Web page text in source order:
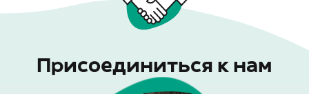
Присоединиться к нам